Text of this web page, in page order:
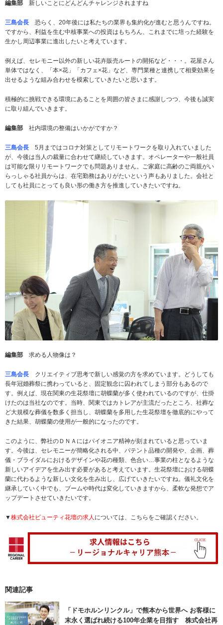
編集部 新しいことにどんどんチャレンジされますね
三島会長 恐らく、20年後には私たちの業界も集約化が進むと思うんですね。
ですから、利益を生む中核事業への投資はもちろん、これまでに培った経験を
生かし周辺事業に進出したいと考えています。
例えば、セレモニー以外の新しい花卉販売ルートの開拓など・・・。花屋さん
単体ではなく、「本×花」「カフェ×花」など、専門業種と連携して相乗効果を
出せるような組み合わせを模索していきたいと思います。
積極的に挑戦できる環境にあることを周囲の皆さまに感謝しつつ、今後も誠実
に取り組んでいきます。
編集部 社内環境の整備はいかがですか？
三島会長 5月まではコロナ対策としてリモートワークを取り入れていました
が、今後は当人の裁量に合わせて継続していきます。オペレーターや一般社員
は可能な限りリモートワークでも問題ありません。ご家庭に高齢のご両親がい
らっしゃる社員からは、在宅勤務はありがたいという声もありました。会社と
しても社員にとっても良い形の働き方を推進していきたいですね。
編集部 求める人物像は？
三島会長 クリエイティブ思考で新しい感覚の方を求めています。どうしても
長年冠婚葬祭に携わっていると、固定観念に囚われてしまう部分もあるので
す。例えば、現在関東の生花祭壇に胡蝶蘭が多く使われているのですが、仕掛
けたのは当社なのです。当時、関東ではカトレアが主流だったところ、社葬な
ど大規模な葬儀を数多く担当し、胡蝶蘭を多用した生花祭壇を徹底的にやって
きた結果、胡蝶蘭の使用が一般的になったのです。
このように、弊社のＤＮＡにはパイオニア精神が刻まれていると思っていま
す。今後は、セレモニーが簡略化される中、パテント品種の開発や、企画、葬
儀・ブライダルにおけるデザインや花の種類、色合い…事業の柱となるような
新しいアイデアを生み出す必要があると考えています。生花祭壇における胡蝶
蘭に代わるような新しい文化を生み出し、広げていきたいですね。儀礼文化を
継承していく中でも、ブームや時代は変化していきますから、柔軟な発想でア
ップデートさせていきたいです。
▼株式会社ビューティ花壇の求人 については、こちらをご確認ください。
関連記事
「ドモホルンリンクル」で熊本から世界へ お客様に
末永く選ばれ続ける100年企業を目指す 株式会社再